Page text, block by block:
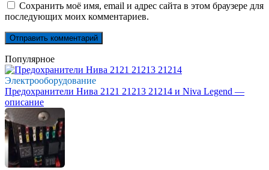
Сохранить моё имя, email и адрес сайта в этом браузере для
последующих моих комментариев.
Популярное
Электрооборудование
Предохранители Нива 2121 21213 21214 и Niva Legend —
описание